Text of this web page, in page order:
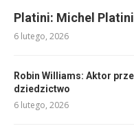
Platini: Michel
6 lutego, 2026
Robin Williams: Aktor
dziedzictwo
6 lutego, 2026